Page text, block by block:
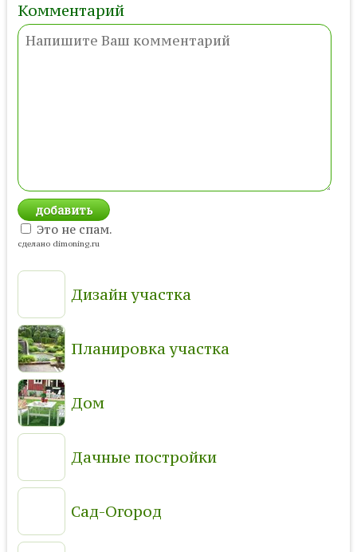
Комментарий
Это не спам.
сделано dimoning.ru
Дизайн участка
Планировка участка
Дом
Дачные постройки
Сад-Огород